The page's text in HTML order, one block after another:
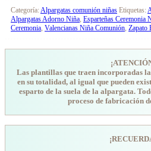
Categoría:Alpargatas comunión niñas Etiquetas:
Alpargatas Adorno Niña, Esparteñas Ceremonia
Ceremonia, Valencianas Niña Comunión, Zapato
Las plantillas que traen incorporadas
en su totalidad, al igual que pueden
esparto de la suela de la alpargata.
proceso de fabricación